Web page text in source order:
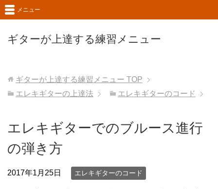
ギターが上達する練習メニュー
メニュー
ギターが上達する練習メニュー TOP
エレキギターの上達法
エレキギターのコード
エレキギターでのブルース進行
の弾き方
2017年1月25日 エレキギターのコード